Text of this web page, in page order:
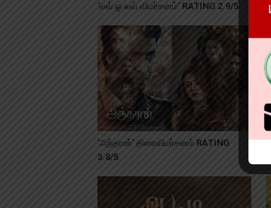
‘லவ் ஓ லவ் விமர்சனம்’ RATING 2.9/5
‘அந்தரன்’ திரைவிமர்சனம் RATING
3.8/5